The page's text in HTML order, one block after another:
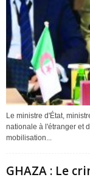
Le ministre d'État,
nationale à l'étranger et
mobilisation...
GHAZA : Le